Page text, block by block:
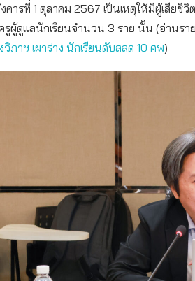
คารที่ 1 ตุลาคม 2567 เป็นเหตุให้มีผู้เสียชี
รูผู้ดูแลนักเรียนจำนวน 3 ราย นั้น (อ่านราย
วิภาฯ เผาร่าง นักเรียนดับสลด 10 ศพ)